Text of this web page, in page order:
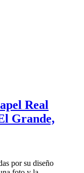
Real
Grande,
por su diseño